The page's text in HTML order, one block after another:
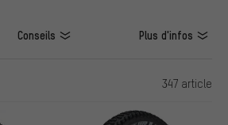
Conseils Plus d'infos
347 article